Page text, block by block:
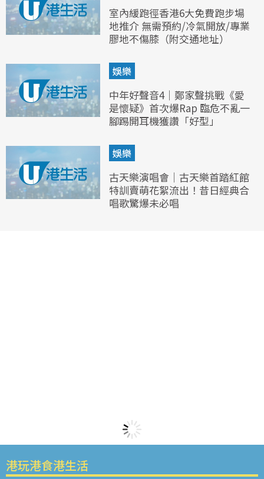
室內緩跑徑香港6大免費跑步場
地推介 無需預約/冷氣開放/專業
膠地不傷膝（附交通地址）
娛樂
中年好聲音4｜鄭家聲挑戰《愛
是懷疑》首次爆Rap 臨危不亂一
腳踢開耳機獲讚「好型」
娛樂
古天樂演唱會｜古天樂首踏紅館
特訓賣萌花絮流出！昔日經典合
唱歌驚爆未必唱
港玩港食港生活